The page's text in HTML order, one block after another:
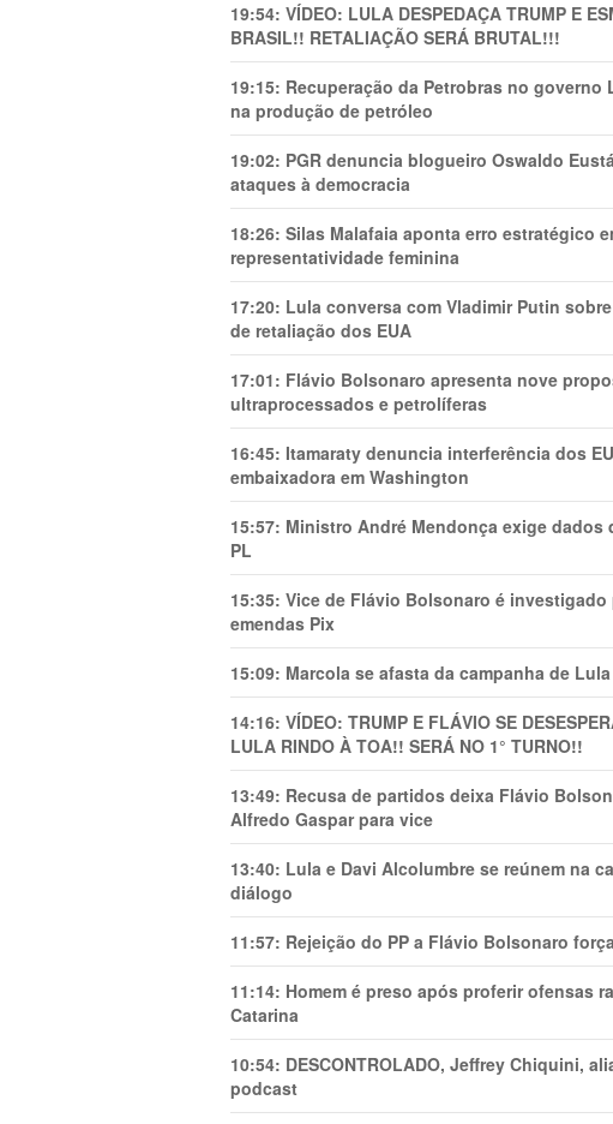
19:54: VÍDEO: LULA DESPEDAÇA TRUMP E
BRASIL!! RETALIAÇÃO SERÁ BRUTAL!!!
19:15: Recuperação da Petrobras no
na produção de petróleo
19:02: PGR denuncia blogueiro Oswaldo
ataques à democracia
18:26: Silas Malafaia aponta erro estratégico
representatividade feminina
17:20: Lula conversa com Vladimir Putin
de retaliação dos EUA
17:01: Flávio Bolsonaro apresenta nove
ultraprocessados e petrolíferas
16:45: Itamaraty denuncia interferência dos
embaixadora em Washington
15:57: Ministro André Mendonça exige
PL
15:35: Vice de Flávio Bolsonaro é investigado
emendas Pix
15:09: Marcola se afasta da campanha de
14:16: VÍDEO: TRUMP E FLÁVIO SE
LULA RINDO À TOA!! SERÁ NO 1° TURNO!!
13:49: Recusa de partidos deixa Flávio
Alfredo Gaspar para vice
13:40: Lula e Davi Alcolumbre se reúnem na
diálogo
11:57: Rejeição do PP a Flávio Bolsonaro
11:14: Homem é preso após proferir ofensas
Catarina
10:54: DESCONTROLADO, Jeffrey Chiquini,
podcast